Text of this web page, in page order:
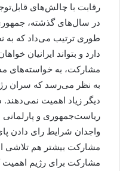
رقابت با چالش‌های
در سال‌های گذشته،
طوری ترتیب می‌داد که به
دارد و بتواند ایرانیان
مشارکت، به خواسته‌های
به نظر می‌رسد که سران
دیگر زیاد اهمیت
ریاست‌جمهوری و پارلمانی
واجدان شرایط رای دادن
مشارکت بیشتر هم تلاشی
مشارکت برای رژیم اهمیت